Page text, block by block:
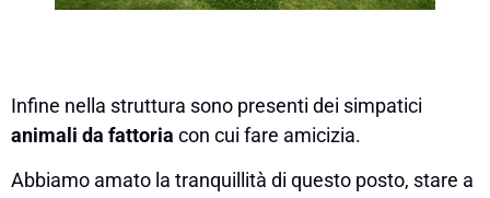
Infine nella struttura sono presenti dei simpatici
animali da fattoria con cui fare amicizia.
Abbiamo amato la tranquillità di questo posto, stare a